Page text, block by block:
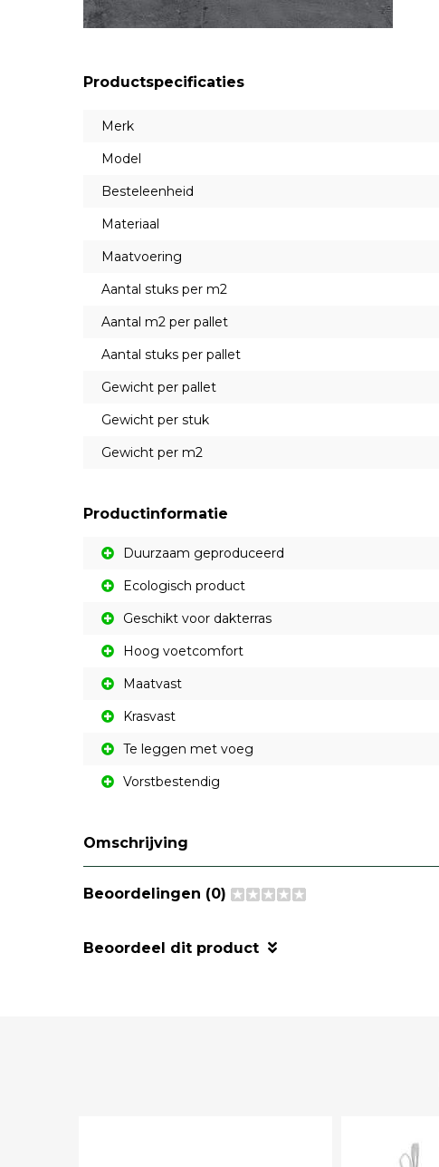
Productspecificaties
Merk
Model
Besteleenheid
Materiaal
Maatvoering
Aantal stuks per m2
Aantal m2 per pallet
Aantal stuks per pallet
Gewicht per pallet
Gewicht per stuk
Gewicht per m2
Productinformatie
Duurzaam geproduceerd
Ecologisch product
Geschikt voor dakterras
Hoog voetcomfort
Maatvast
Krasvast
Te leggen met voeg
Vorstbestendig
Omschrijving
Beoordelingen (0)
Beoordeel dit product